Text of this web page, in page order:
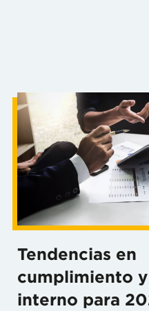
Tendencias en
cumplimiento
interno para